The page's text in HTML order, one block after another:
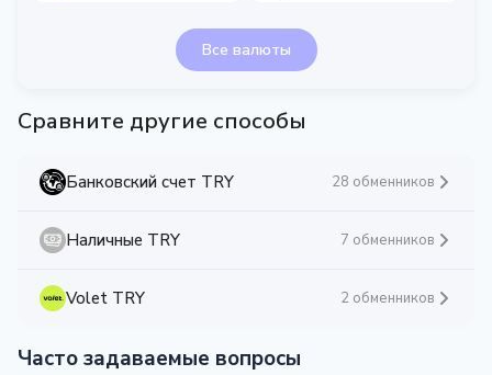
Все валюты
Сравните другие способы
Банковский счет TRY 28 обменников
Наличные TRY 7 обменников
Volet TRY 2 обменников
Часто задаваемые вопросы